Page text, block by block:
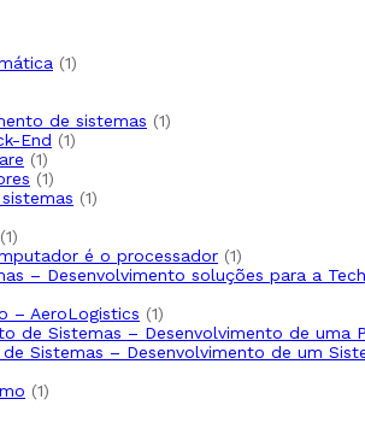
1
de sistemas
1
End
1
1
1
1
1
é o processador
1
– Desenvolvimento soluções para a
– AeroLogistics
1
de Sistemas – Desenvolvimento de uma
Sistemas – Desenvolvimento de um
1